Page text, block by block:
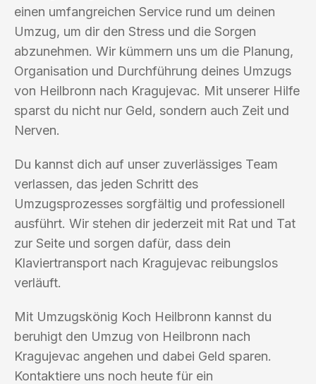
einen umfangreichen Service rund um deinen
Umzug, um dir den Stress und die Sorgen
abzunehmen. Wir kümmern uns um die Planung,
Organisation und Durchführung deines Umzugs
von Heilbronn nach Kragujevac. Mit unserer Hilfe
sparst du nicht nur Geld, sondern auch Zeit und
Nerven.
Du kannst dich auf unser zuverlässiges Team
verlassen, das jeden Schritt des
Umzugsprozesses sorgfältig und professionell
ausführt. Wir stehen dir jederzeit mit Rat und Tat
zur Seite und sorgen dafür, dass dein
Klaviertransport nach Kragujevac reibungslos
verläuft.
Mit Umzugskönig Koch Heilbronn kannst du
beruhigt den Umzug von Heilbronn nach
Kragujevac angehen und dabei Geld sparen.
Kontaktiere uns noch heute für ein